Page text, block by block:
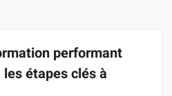
performant
étapes clés à